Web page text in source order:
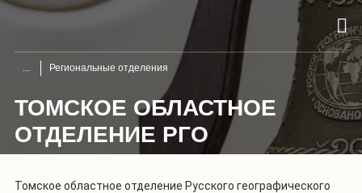
Региональные отделения
ТОМСКОЕ ОБЛАСТНОЕ
ОТДЕЛЕНИЕ РГО
Томское областное отделение Русского географического